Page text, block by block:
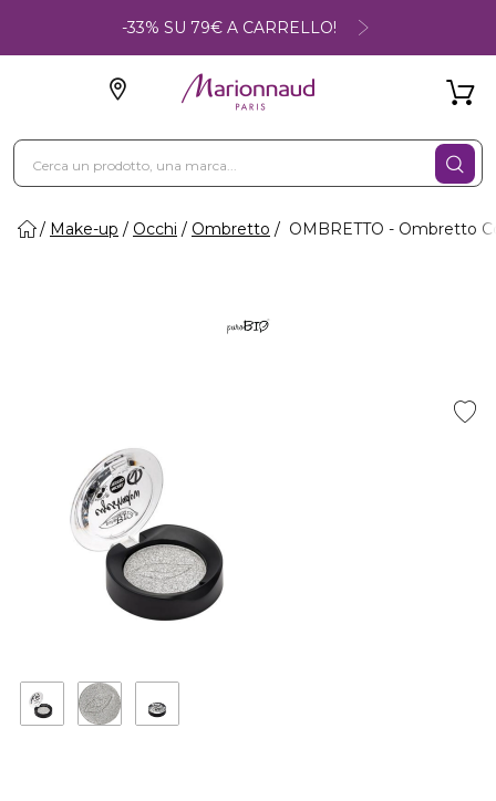
-33% SU 79€ A CARRELLO!
Make-up Occhi Ombretto OMBRETTO - Ombretto